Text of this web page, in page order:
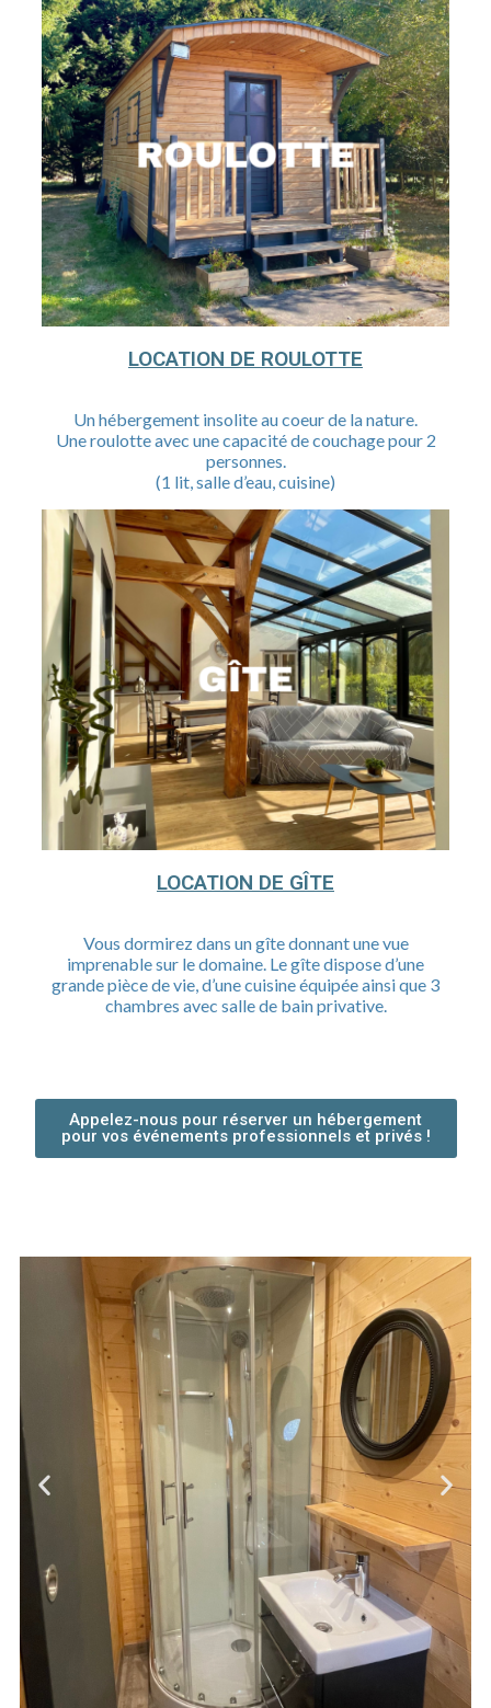
LOCATION DE ROULOTTE
Un hébergement insolite au coeur de la nature.
Une roulotte avec une capacité de couchage pour 2
personnes.
(1 lit, salle d’eau, cuisine)
LOCATION DE GÎTE
Vous dormirez dans un gîte donnant une vue
imprenable sur le domaine. Le gîte dispose d’une
grande pièce de vie, d’une cuisine équipée ainsi que 3
chambres avec salle de bain privative.
Appelez-nous pour réserver un hébergement
pour vos événements professionnels et privés !